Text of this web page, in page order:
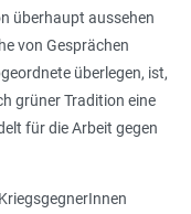
überhaupt aussehen
von Gesprächen
überlegen, ist,
grüner Tradition eine
für die Arbeit gegen